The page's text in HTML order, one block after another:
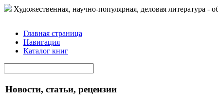
Художественная, научно-популярная, деловая литература -
Главная страница
Навигация
Каталог книг
Новости, статьи, рецензии